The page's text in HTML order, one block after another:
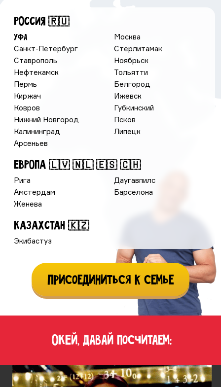
Присоединиться к семье
РОССИЯ 🇷🇺
Уфа
Москва
Санкт-Петербург
Стерлитамак
Ставрополь
Ноябрьск
Нефтекамск
Тольятти
Пермь
Белгород
Киржач
Ижевск
Ковров
Губкинский
Нижний Новгород
Псков
Калининград
Липецк
Арсеньев
ЕВРОПА 🇱🇻 🇳🇱 🇪🇸 🇨🇭
Рига
Даугавпилс
Амстердам
Барселона
Женева
КАЗАХСТАН 🇰🇿
Экибастуз
ОКЕЙ, давай посчитаем: